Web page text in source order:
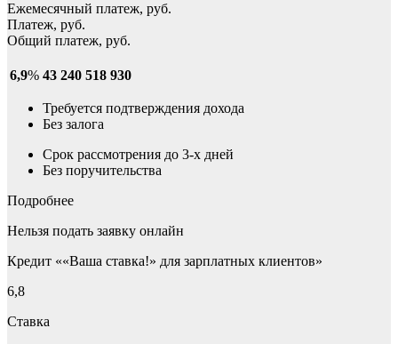
Ежемесячный платеж, руб.
Платеж, руб.
Общий платеж, руб.
6,9% 43 240 518 930
Требуется подтверждения дохода
Без залога
Срок рассмотрения до 3-х дней
Без поручительства
Подробнее
Нельзя подать заявку онлайн
Кредит ««Ваша ставка!» для зарплатных клиентов»
6,8
Ставка